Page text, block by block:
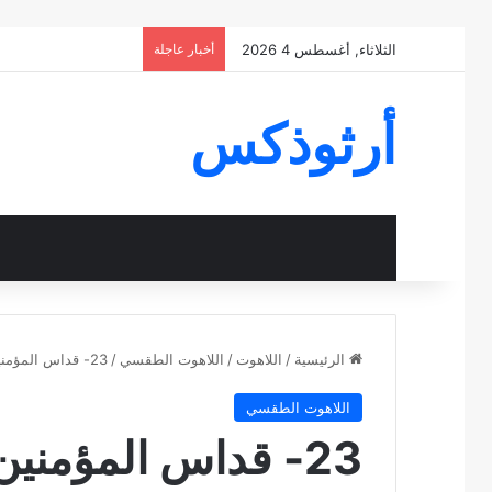
الثلاثاء, أغسطس 4 2026 أخبار عاجلة
أرثوذكس
الرئيسية / اللاهوت / اللاهوت الطقسي / 23- قداس المؤمنين: 4) التقديس
اللاهوت الطقسي
23- قداس المؤمنين: 4) التقديس